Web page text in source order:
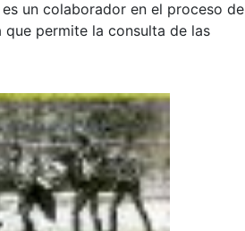
un colaborador en el proceso de
permite la consulta de las